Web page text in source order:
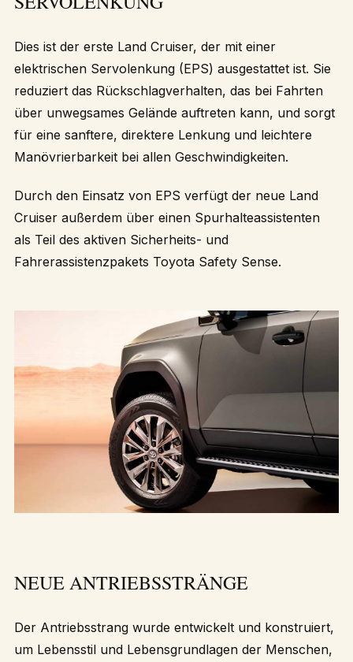
Dies ist der erste Land Cruiser, der mit einer
elektrischen Servolenkung (EPS) ausgestattet ist. Sie
reduziert das Rückschlagverhalten, das bei Fahrten
über unwegsames Gelände auftreten kann, und sorgt
für eine sanftere, direktere Lenkung und leichtere
Manövrierbarkeit bei allen Geschwindigkeiten.
Durch den Einsatz von EPS verfügt der neue Land
Cruiser außerdem über einen Spurhalteassistenten
als Teil des aktiven Sicherheits- und
Fahrerassistenzpakets Toyota Safety Sense.
NEUE ANTRIEBSSTRÄNGE
Der Antriebsstrang wurde entwickelt und konstruiert,
um Lebensstil und Lebensgrundlagen der Menschen,